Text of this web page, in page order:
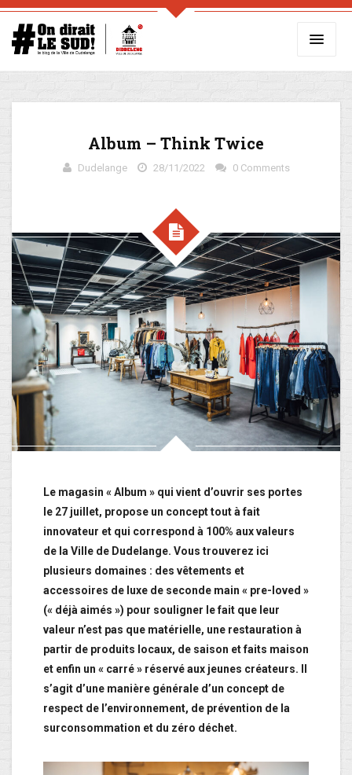
Album – Think Twice
Dudelange 28/11/2022 0 Comments
Le magasin « Album » qui vient d’ouvrir ses portes
le 27 juillet, propose un concept tout à fait
innovateur et qui correspond à 100% aux valeurs
de la Ville de Dudelange. Vous trouverez ici
plusieurs domaines : des vêtements et
accessoires de luxe de seconde main « pre-loved »
(« déjà aimés ») pour souligner le fait que leur
valeur n’est pas que matérielle, une restauration à
partir de produits locaux, de saison et faits maison
et enfin un « carré » réservé aux jeunes créateurs. Il
s’agit d’une manière générale d’un concept de
respect de l’environnement, de prévention de la
surconsommation et du zéro déchet.